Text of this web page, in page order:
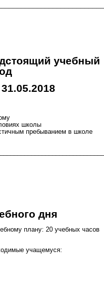
учебный
школы
пребыванием в школе
дня
плану: 20 учебных часов
учащемуся: